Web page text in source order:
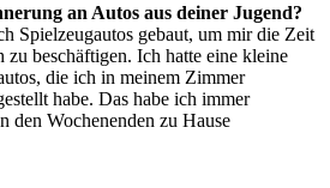
an Autos aus deiner Jugend?
Spielzeugautos gebaut, um mir die Zeit
beschäftigen. Ich hatte eine kleine
die ich in meinem Zimmer
habe. Das habe ich immer
den Wochenenden zu Hause